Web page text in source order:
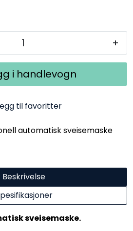
+
i handlevogn
til favoritter
automatisk sveisemaske
Beskrivelse
sveisemaske.